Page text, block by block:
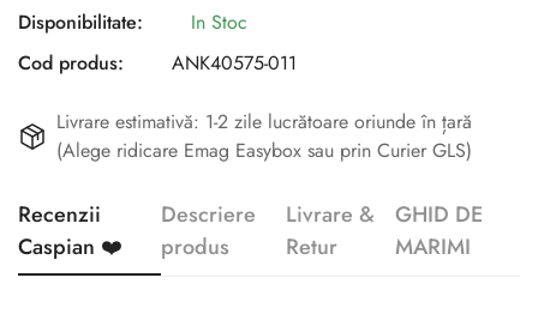
Disponibilitate:
In Stoc
Cod produs:
ANK40575-011
Livrare estimativă: 1-2 zile lucrătoare oriunde în țară
(Alege ridicare Emag Easybox sau prin Curier GLS)
Recenzii
Caspian ❤️
Descriere
produs
Livrare &
Retur
GHID DE
MARIMI